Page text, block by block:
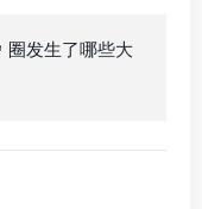
圈发生了哪些大